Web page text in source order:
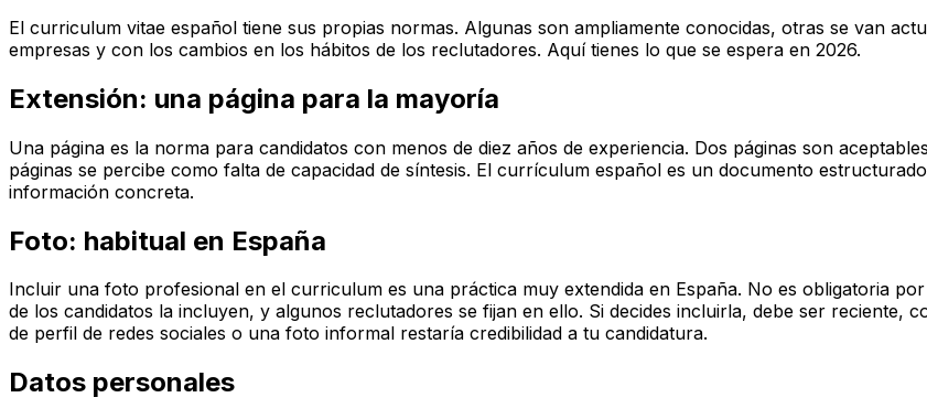
El curriculum vitae español tiene sus propias normas. Algunas son ampliamente conocidas, otras se van
empresas y con los cambios en los hábitos de los reclutadores. Aquí tienes lo que se espera en 2026.
Extensión: una página para la mayoría
Una página es la norma para candidatos con menos de diez años de experiencia. Dos páginas son
páginas se percibe como falta de capacidad de síntesis. El currículum español es un documento
información concreta.
Foto: habitual en España
Incluir una foto profesional en el curriculum es una práctica muy extendida en España. No es obligatoria
de los candidatos la incluyen, y algunos reclutadores se fijan en ello. Si decides incluirla, debe ser
de perfil de redes sociales o una foto informal restaría credibilidad a tu candidatura.
Datos personales